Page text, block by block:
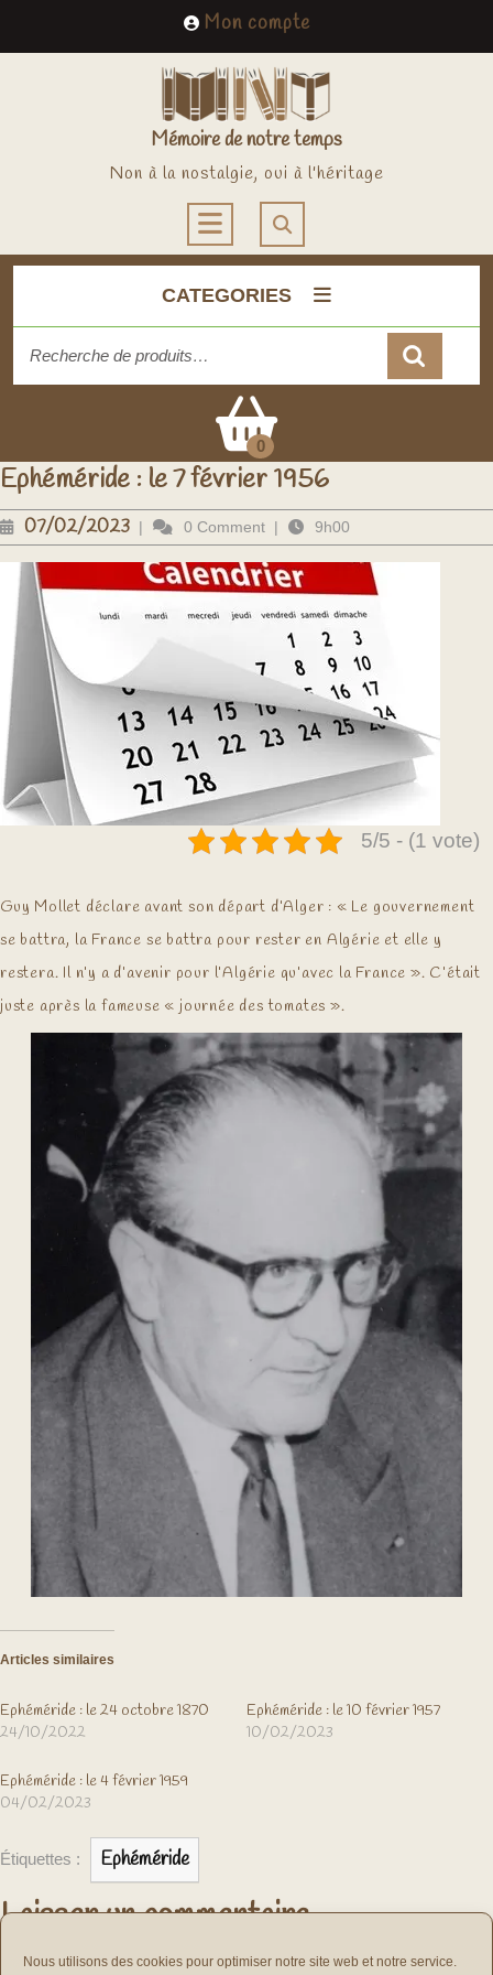
Nous utilisons des cookies pour optimiser notre site web et notre service.
Mon compteMy
Account
Mémoire de notre temps
Non à la nostalgie, oui à l'héritage
Open
Button
CATEGORIES
pour :
0
Ephéméride : le 7 février 1956
07/02/202307/02/2023
| 0 Comment | 9h00
5/5 - (1 vote)
Guy Mollet déclare avant son départ d’Alger : « Le gouvernement
se battra, la France se battra pour rester en Algérie et elle y
restera. Il n’y a d’avenir pour l’Algérie qu’avec la France ». C’était
juste après la fameuse « journée des tomates ».
Articles similaires
Ephéméride : le 24 octobre 1870
24/10/2022
Ephéméride : le 10 février 1957
10/02/2023
Ephéméride : le 4 février 1959
04/02/2023
Étiquettes : Ephéméride
Laisser un commentaire
Vous devezvous connecterpour publier un commentaire.